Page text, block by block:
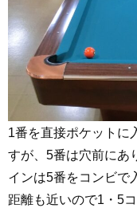
1番を直接ポケットに
すが、5番は穴前にあ
インは5番をコンビで
距離も近いので1・5